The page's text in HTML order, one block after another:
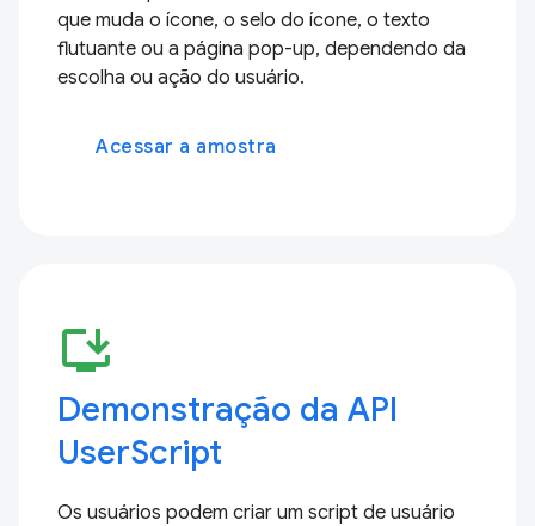
que muda o ícone, o selo do ícone, o texto
flutuante ou a página pop-up, dependendo da
escolha ou ação do usuário.
Acessar a amostra
install_desktop
Demonstração da API
UserScript
Os usuários podem criar um script de usuário